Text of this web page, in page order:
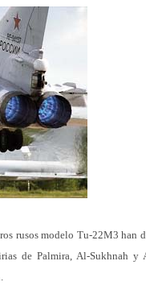
rusos modelo Tu-22M3 han
de Palmira, Al-Sukhnah y